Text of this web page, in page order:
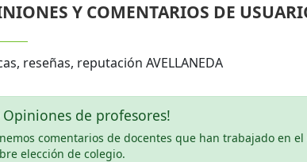
Y COMENTARIOS DE
reseñas, reputación AVELLANEDA
de profesores!
comentarios de docentes que han trabajado en
elección de colegio.